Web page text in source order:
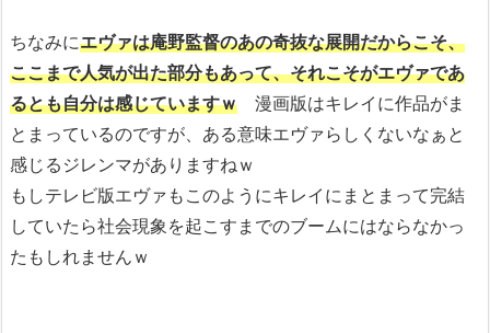
ちなみにエヴァは庵野監督のあの奇抜な展開だからこそ、
ここまで人気が出た部分もあって、それこそがエヴァであ
るとも自分は感じていますｗ 漫画版はキレイに作品がま
とまっているのですが、ある意味エヴァらしくないなぁと
感じるジレンマがありますねｗ
もしテレビ版エヴァもこのようにキレイにまとまって完結
していたら社会現象を起こすまでのブームにはならなかっ
たもしれませんｗ